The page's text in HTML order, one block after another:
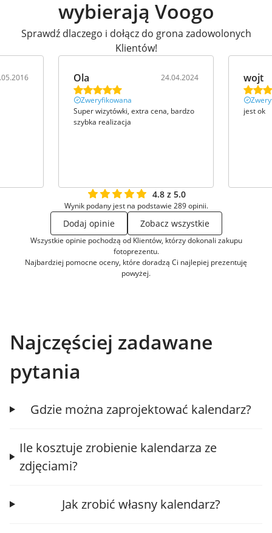
wybierają Voogo
Sprawdź dlaczego i dołącz do grona zadowolonych
Klientów!
Ola 24.04.2024
Zweryfikowana
Super wizytówki, extra cena, bardzo
szybka realizacja
wojt
jest ok
4.8 z 5.0
Wynik podany jest na podstawie 289 opinii.
Dodaj opinie Zobacz wszystkie
Wszystkie opinie pochodzą od Klientów, którzy dokonali zakupu
fotoprezentu.
Najbardziej pomocne oceny, które doradzą Ci najlepiej prezentuję
powyżej.
Najczęściej zadawane
pytania
Gdzie można zaprojektować kalendarz?
Ile kosztuje zrobienie kalendarza ze
zdjęciami?
Jak zrobić własny kalendarz?